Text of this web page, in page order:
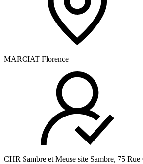
MARCIAT Florence
CHR Sambre et Meuse site Sambre, 75